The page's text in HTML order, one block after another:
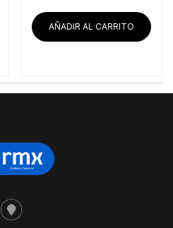
AÑADIR AL CARRITO